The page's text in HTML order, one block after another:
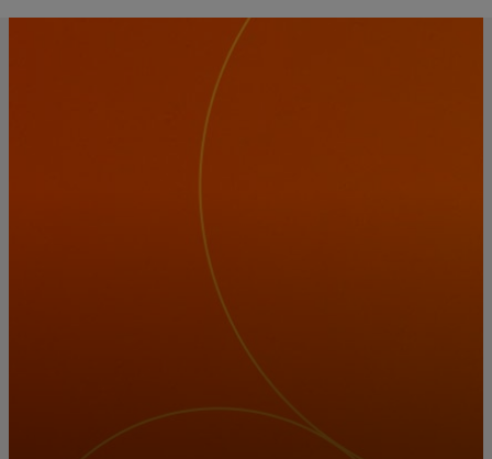
Pentru companii
Pentru inovatori
Știri și tendințe